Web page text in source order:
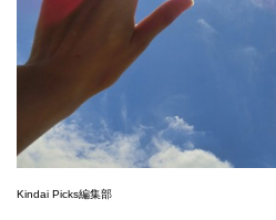
Kindai Picks編集部